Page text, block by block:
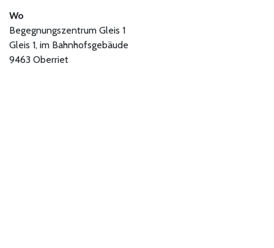
Wo
Begegnungszentrum Gleis 1
Gleis 1, im Bahnhofsgebäude
9463 Oberriet